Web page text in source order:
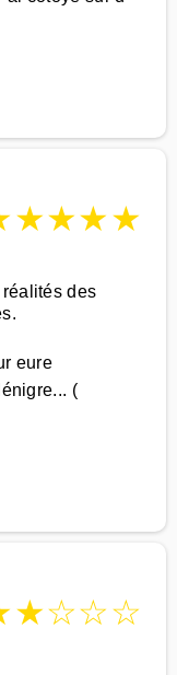
★★★★
des
eure
(
★☆☆☆